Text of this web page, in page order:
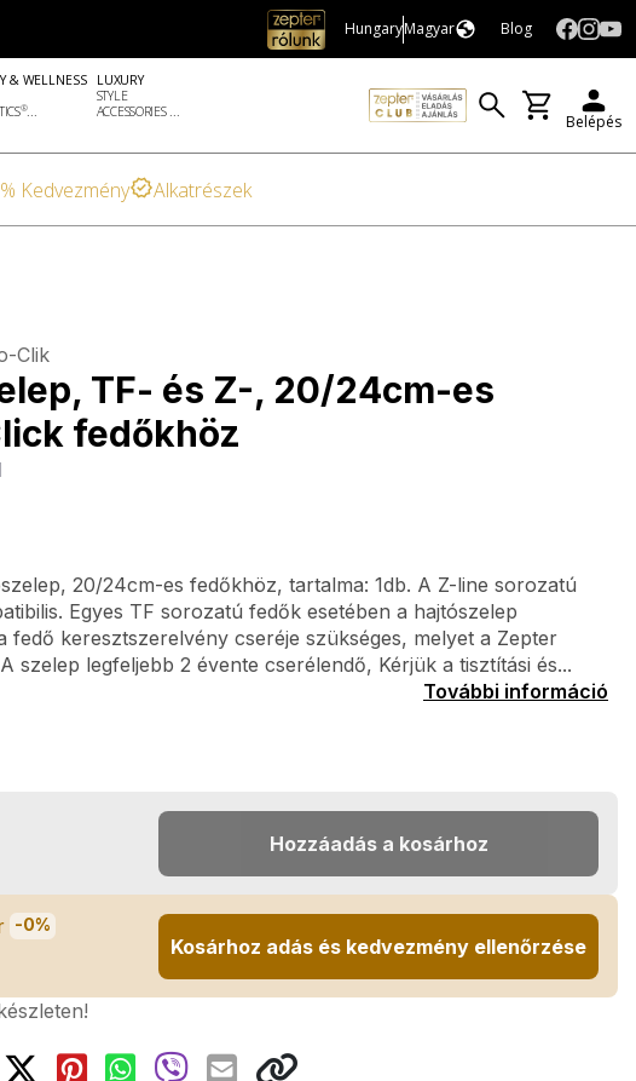
HungaryMagyar Blog
& WELLNESS
®...
LUXURY
STYLE
ACCESSORIES ...
Belépés
Kedvezmény Alkatrészek
Clik
TF- és Z-, 20/24cm-es
fedőkhöz
20/24cm-es fedőkhöz, tartalma: 1db. A Z-line sorozatú
Egyes TF sorozatú fedők esetében a hajtószelep
fedő keresztszerelvény cseréje szükséges, melyet a Zepter
szelep legfeljebb 2 évente cserélendő, Kérjük a tisztítási és...
További információ
Hozzáadás a kosárhoz
-0%
Kosárhoz adás és kedvezmény ellenőrzése